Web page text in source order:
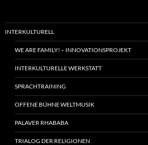
INTERKULTURELL
WE ARE FAMILY! – INNOVATIONSPROJEKT
INTERKULTURELLE WERKSTATT
SPRACHTRAINING
OFFENE BÜHNE WELTMUSIK
PALAVER RHABABA
TRIALOG DER RELIGIONEN